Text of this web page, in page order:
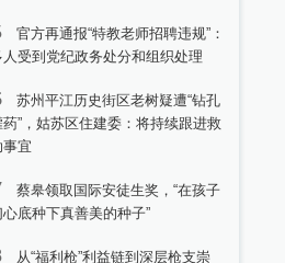
官方再通报“特教老师招聘违规”：
人受到党纪政务处分和组织处理
苏州平江历史街区老树疑遭“钻孔
药”，姑苏区住建委：将持续跟进救
事宜
蔡皋领取国际安徒生奖，“在孩子
心底种下真善美的种子”
从“福利枪”利益链到深层枪支崇